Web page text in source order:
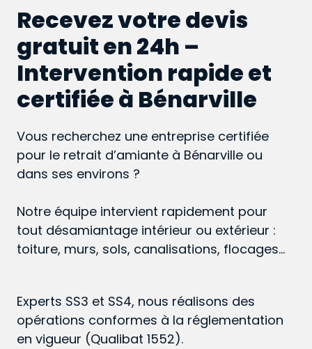
Recevez votre devis
gratuit en 24h –
Intervention rapide et
certifiée à Bénarville
Vous recherchez une entreprise certifiée
pour le retrait d’amiante à Bénarville ou
dans ses environs ?
Notre équipe intervient rapidement pour
tout désamiantage intérieur ou extérieur :
toiture, murs, sols, canalisations, flocages…
Experts SS3 et SS4, nous réalisons des
opérations conformes à la réglementation
en vigueur (Qualibat 1552).